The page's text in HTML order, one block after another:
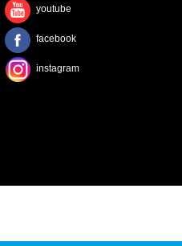
youtube
facebook
instagram